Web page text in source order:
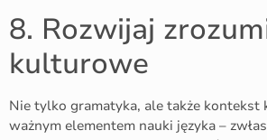
8. Rozwijaj
kulturowe
Nie tylko gramatyka, ale także
ważnym elementem nauki języka –